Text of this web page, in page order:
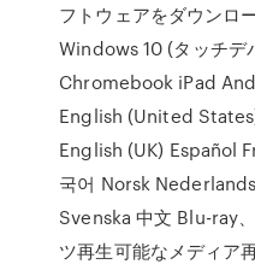
フトウェアをダウンロ
Windows 10 (タッチデ
Chromebook iPad
English (United
English (UK) Español
국어 Norsk
Svenska 中文 Blu-ray
ツ再生可能なメディア